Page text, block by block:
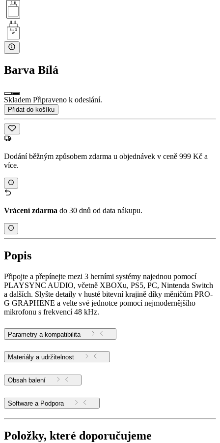
Barva Bílá
Skladem Připraveno k odeslání.
Přidat do košíku
Dodání běžným způsobem zdarma u objednávek v ceně 999 Kč a
více.
Vrácení zdarma do 30 dnů od data nákupu.
Popis
Připojte a přepínejte mezi 3 herními systémy najednou pomocí
PLAYSYNC AUDIO, včetně XBOXu, PS5, PC, Nintenda Switch
a dalších. Slyšte detaily v husté bitevní krajině díky měničům PRO-
G GRAPHENE a velte své jednotce pomocí nejmodernějšího
mikrofonu s frekvencí 48 kHz.
Parametry a kompatibilita
Materiály a udržitelnost
Obsah balení
Software a Podpora
Položky, které doporučujeme